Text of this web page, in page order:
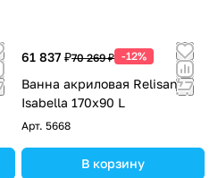
61 837 ₽70 269 ₽ -12%
Ванна акриловая Relisan
Isabella 170х90 L
Арт. 5668
В корзину